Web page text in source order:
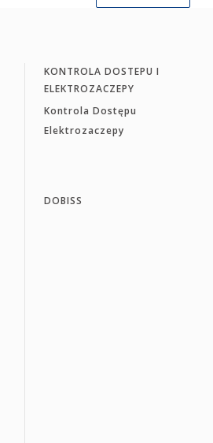
KONTROLA DOSTEPU I
ELEKTROZACZEPY
Kontrola Dostępu
Elektrozaczepy
DOBISS